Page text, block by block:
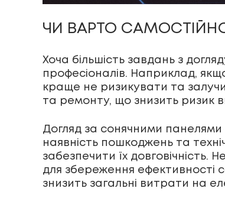
ЧИ ВАРТО
Хоча більшість завдань з
професіоналів. Наприклад,
краще не ризикувати та
та ремонту, що знизить ризик
Догляд за сонячними
наявність пошкоджень та
забезпечити їх
для збереження ефективності
знизить загальні витрати на